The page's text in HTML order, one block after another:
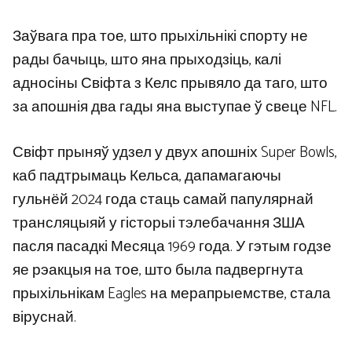
Заўвага пра тое, што прыхільнікі спорту не
рады бачыць, што яна прыходзіць, калі
адносіны Свіфта з Келс прывяло да таго, што
за апошнія два гады яна выступае ў свеце NFL.
Свіфт прыняў удзел у двух апошніх Super Bowls,
каб падтрымаць Кельса, дапамагаючы
гульнёй 2024 года стаць самай папулярнай
трансляцыяй у гісторыі тэлебачання ЗША
пасля пасадкі Месяца 1969 года. У гэтым годзе
яе рэакцыя на тое, што была падвергнута
прыхільнікам Eagles на мерапрыемстве, стала
віруснай.